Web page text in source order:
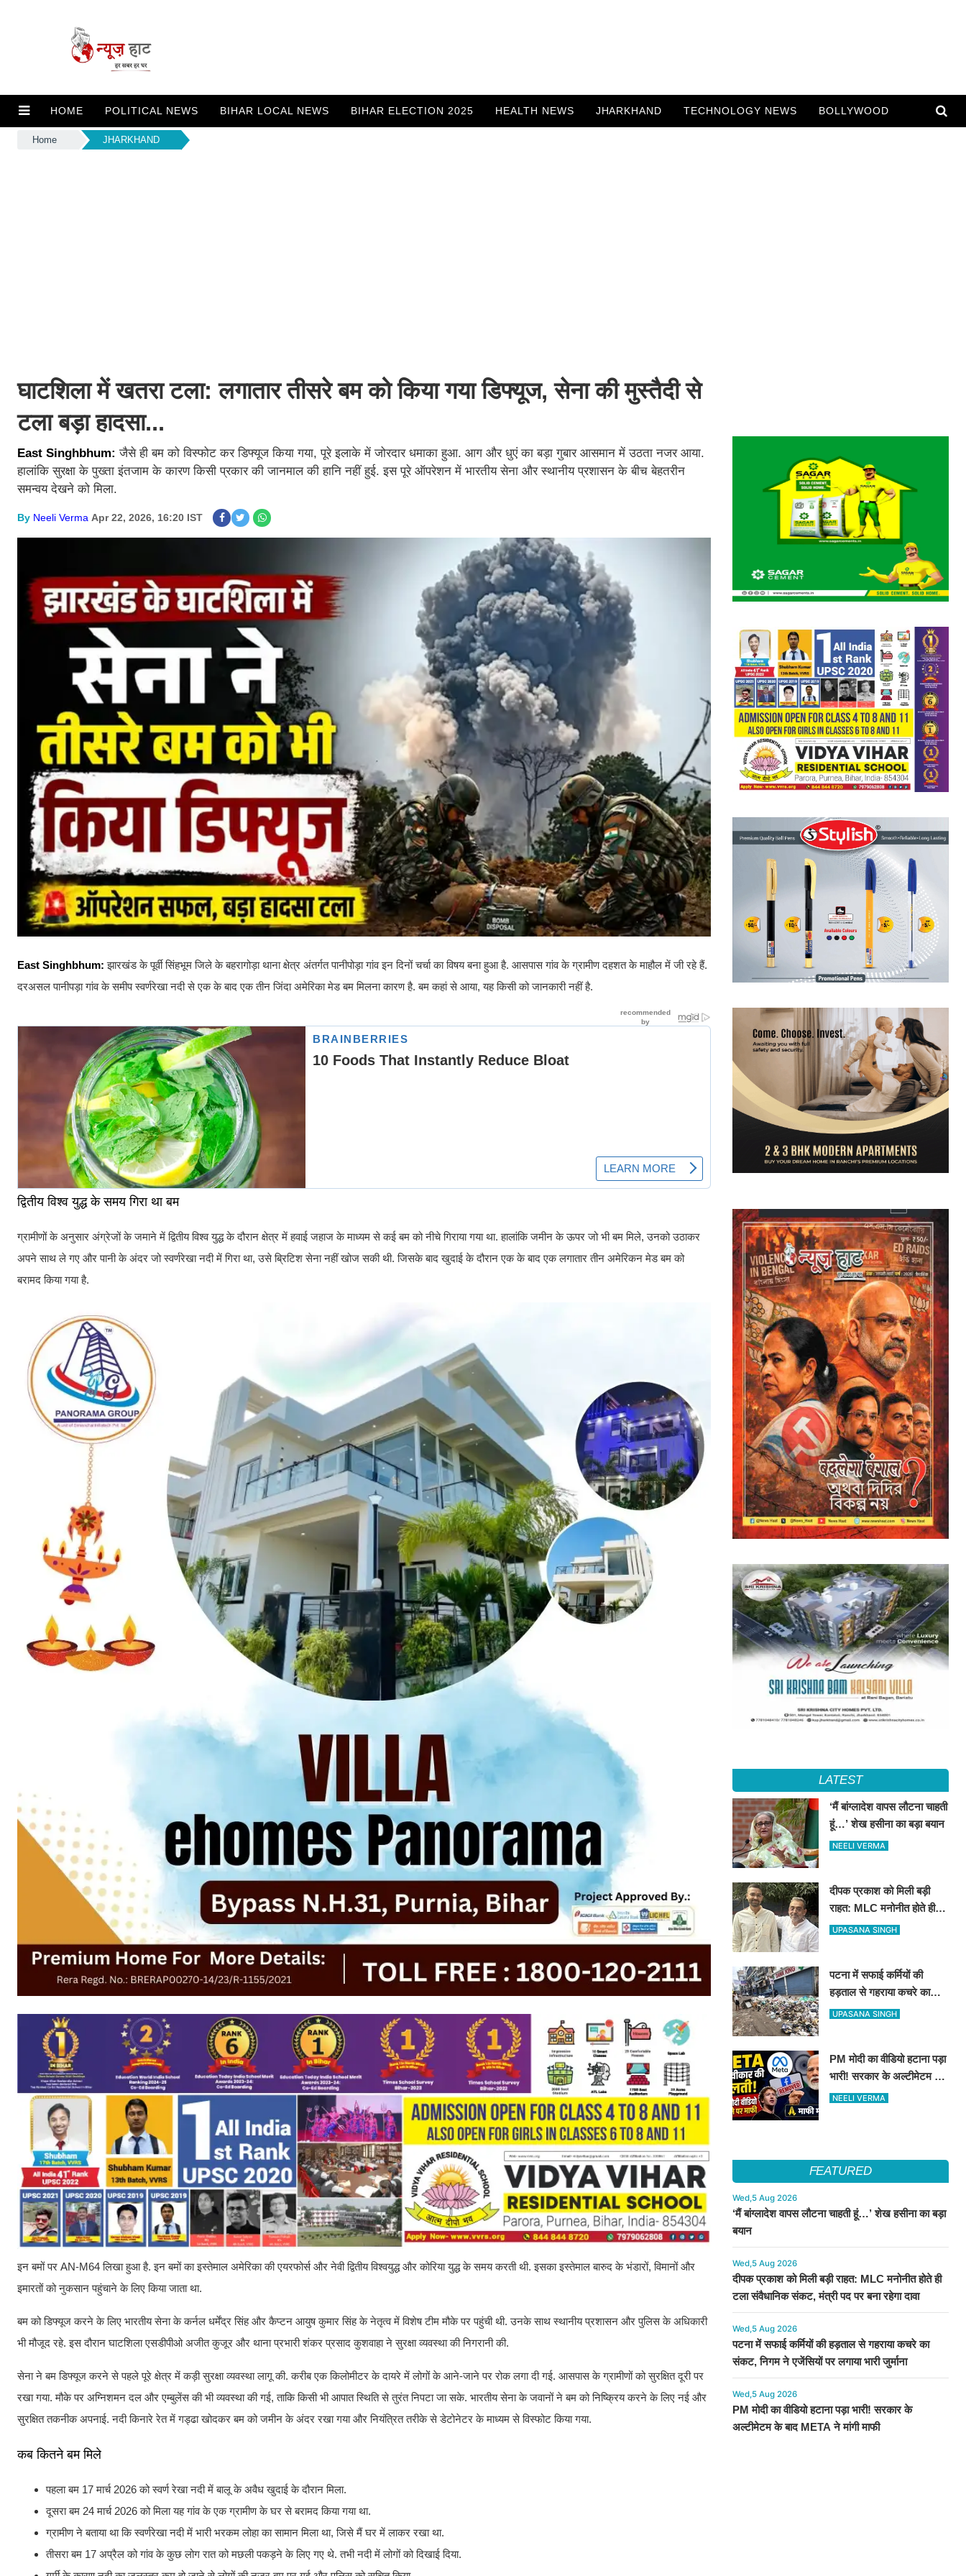
HOME POLITICAL NEWS BIHAR LOCAL NEWS BIHAR ELECTION 2025 HEALTH NEWS JHARKHAND TECHNOLOGY NEWS BOLLYWOOD
Home JHARKHAND
घाटशिला में खतरा टला: लगातार तीसरे बम को किया गया डिफ्यूज, सेना की मुस्तैदी से
टला बड़ा हादसा...
East Singhbhum:जैसे ही बम को विस्फोट कर डिफ्यूज किया गया, पूरे इलाके में जोरदार धमाका हुआ. आग और धुएं का बड़ा गुबार आसमान में उठता नजर आया.
हालांकि सुरक्षा के पुख्ता इंतजाम के कारण किसी प्रकार की जानमाल की हानि नहीं हुई. इस पूरे ऑपरेशन में भारतीय सेना और स्थानीय प्रशासन के बीच बेहतरीन
समन्वय देखने को मिला.
By Neeli Verma Apr 22, 2026, 16:20 IST
East Singhbhum:झारखंड के पूर्वी सिंहभूम जिले के बहरागोड़ा थाना क्षेत्र अंतर्गत पानीपोड़ा गांव इन दिनों चर्चा का विषय बना हुआ है. आसपास गांव के ग्रामीण दहशत के माहौल में जी रहे हैं.
दरअसल पानीपड़ा गांव के समीप स्वर्णरेखा नदी से एक के बाद एक तीन जिंदा अमेरिका मेड बम मिलना कारण है. बम कहां से आया, यह किसी को जानकारी नहीं है.
द्वितीय विश्व युद्ध के समय गिरा था बम
ग्रामीणों के अनुसार अंग्रेजों के जमाने में द्वितीय विश्व युद्ध के दौरान क्षेत्र में हवाई जहाज के माध्यम से कई बम को नीचे गिराया गया था. हालांकि जमीन के ऊपर जो भी बम मिले, उनको उठाकर
अपने साथ ले गए और पानी के अंदर जो स्वर्णरेखा नदी में गिरा था, उसे ब्रिटिश सेना नहीं खोज सकी थी. जिसके बाद खुदाई के दौरान एक के बाद एक लगातार तीन अमेरिकन मेड बम को
बरामद किया गया है.
इन बमों पर AN-M64 लिखा हुआ है. इन बमों का इस्तेमाल अमेरिका की एयरफोर्स और नेवी द्वितीय विश्वयुद्ध और कोरिया युद्ध के समय करती थी. इसका इस्तेमाल बारुद के भंडारों, विमानों और
इमारतों को नुकसान पहुंचाने के लिए किया जाता था.
बम को डिफ्यूज करने के लिए भारतीय सेना के कर्नल धर्मेंद्र सिंह और कैप्टन आयुष कुमार सिंह के नेतृत्व में विशेष टीम मौके पर पहुंची थी. उनके साथ स्थानीय प्रशासन और पुलिस के अधिकारी
भी मौजूद रहे. इस दौरान घाटशिला एसडीपीओ अजीत कुजूर और थाना प्रभारी शंकर प्रसाद कुशवाहा ने सुरक्षा व्यवस्था की निगरानी की.
सेना ने बम डिफ्यूज करने से पहले पूरे क्षेत्र में कड़ी सुरक्षा व्यवस्था लागू की. करीब एक किलोमीटर के दायरे में लोगों के आने-जाने पर रोक लगा दी गई. आसपास के ग्रामीणों को सुरक्षित दूरी पर
रखा गया. मौके पर अग्निशमन दल और एम्बुलेंस की भी व्यवस्था की गई, ताकि किसी भी आपात स्थिति से तुरंत निपटा जा सके. भारतीय सेना के जवानों ने बम को निष्क्रिय करने के लिए नई और
सुरक्षित तकनीक अपनाई. नदी किनारे रेत में गड्ढा खोदकर बम को जमीन के अंदर रखा गया और नियंत्रित तरीके से डेटोनेटर के माध्यम से विस्फोट किया गया.
कब कितने बम मिले
पहला बम 17 मार्च 2026 को स्वर्ण रेखा नदी में बालू के अवैध खुदाई के दौरान मिला.
दूसरा बम 24 मार्च 2026 को मिला यह गांव के एक ग्रामीण के घर से बरामद किया गया था.
ग्रामीण ने बताया था कि स्वर्णरेखा नदी में भारी भरकम लोहा का सामान मिला था, जिसे मैं घर में लाकर रखा था.
तीसरा बम 17 अप्रैल को गांव के कुछ लोग रात को मछली पकड़ने के लिए गए थे. तभी नदी में लोगों को दिखाई दिया.
LATEST
‘मैं बांग्लादेश वापस लौटना चाहती
हूं…’ शेख हसीना का बड़ा बयान
NEELI VERMA
दीपक प्रकाश को मिली बड़ी
राहत: MLC मनोनीत होते ही
टला संवैधानिक संकट, मंत्री पद
UPASANA SINGH
पटना में सफाई कर्मियों की
हड़ताल से गहराया कचरे का
संकट, निगम ने एजेंसियों पर
UPASANA SINGH
PM मोदी का वीडियो हटाना पड़ा
भारी! सरकार के अल्टीमेटम के
बाद META ने मांगी माफी
NEELI VERMA
FEATURED
Wed,5 Aug 2026
‘मैं बांग्लादेश वापस लौटना चाहती हूं…’ शेख हसीना का बड़ा
बयान
Wed,5 Aug 2026
दीपक प्रकाश को मिली बड़ी राहत: MLC मनोनीत होते ही
टला संवैधानिक संकट, मंत्री पद पर बना रहेगा दावा
Wed,5 Aug 2026
पटना में सफाई कर्मियों की हड़ताल से गहराया कचरे का
संकट, निगम ने एजेंसियों पर लगाया भारी जुर्माना
Wed,5 Aug 2026
PM मोदी का वीडियो हटाना पड़ा भारी! सरकार के
अल्टीमेटम के बाद META ने मांगी माफी